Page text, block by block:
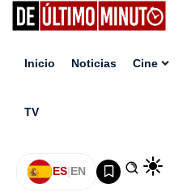
Inicio Noticias Cine
TV
ES|EN